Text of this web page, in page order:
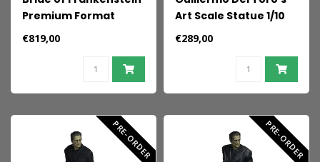
Premium Format
Statue The Bride of
€819,00
Art Scale Statue 1/10
Frankenstein's
€289,00
PRE-ORDER PRE-ORDER